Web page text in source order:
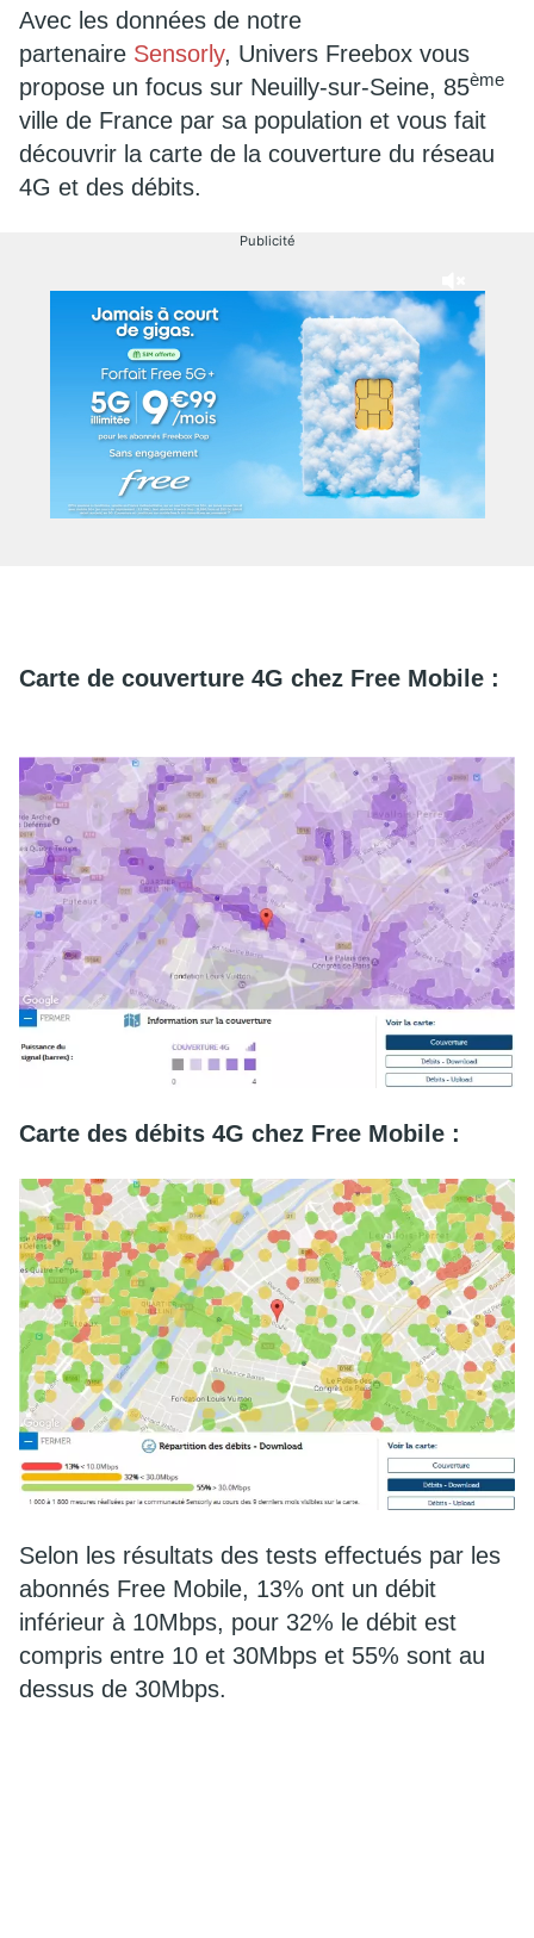
Avec les données de notre
partenaire Sensorly, Univers Freebox vous
propose un focus sur Neuilly-sur-Seine, 85ème
ville de France par sa population et vous fait
découvrir la carte de la couverture du réseau
4G et des débits.
Publicité
Carte de couverture 4G chez Free Mobile :
Carte des débits 4G chez Free Mobile :
Selon les résultats des tests effectués par les
abonnés Free Mobile, 13% ont un débit
inférieur à 10Mbps, pour 32% le débit est
compris entre 10 et 30Mbps et 55% sont au
dessus de 30Mbps.